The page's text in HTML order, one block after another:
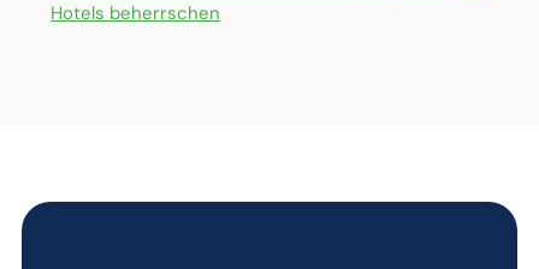
Hotels beherrschen